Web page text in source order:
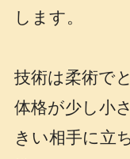
します。
技術は柔術で
体格が少し小
きい相手に立